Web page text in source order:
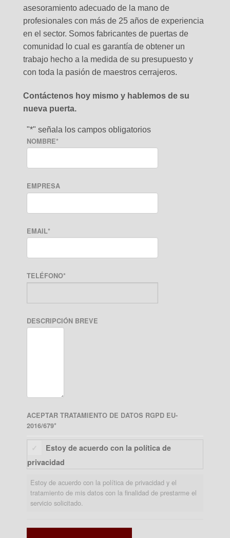
asesoramiento adecuado de la mano de
profesionales con más de 25 años de experiencia
en el sector. Somos fabricantes de puertas de
comunidad lo cual es garantía de obtener un
trabajo hecho a la medida de su presupuesto y
con toda la pasión de maestros cerrajeros.
Contáctenos hoy mismo y hablemos de su
nueva puerta.
"*" señala los campos obligatorios
NOMBRE*
EMPRESA
EMAIL*
TELÉFONO*
DESCRIPCIÓN BREVE
ACEPTAR TRATAMIENTO DE DATOS RGPD EU-
2016/679*
Estoy de acuerdo con la política de
privacidad
Estoy de acuerdo con la política de privacidad y el
tratamiento de mis datos con la finalidad de prestarme el
servicio solicitado.